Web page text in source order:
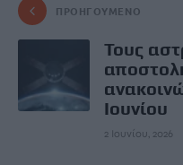
ΠΡΟΗΓΟΎΜΕΝΟ
Τους
Ιουνίου
2 Ιουνίου, 2026